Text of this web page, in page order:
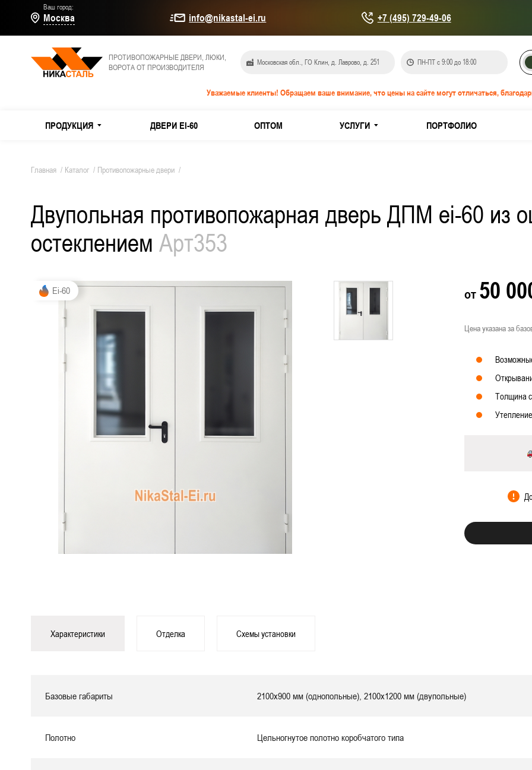
Ваш город:
Москва info@nikastal-ei.ru +7 (495) 729-49-06
ПРОТИВОПОЖАРНЫЕ ДВЕРИ, ЛЮКИ,
ВОРОТА ОТ ПРОИЗВОДИТЕЛЯ
Московская обл., ГО Клин, д. Лаврово, д. 251 ПН-ПТ с 9:00 до 18:00
Уважаемые клиенты! Обращаем ваше внимание, что цены на сайте могут отличаться,
ПРОДУКЦИЯ
МЕТАЛЛИЧЕСКИЕ ДВЕРИ
ТЕХНИЧЕСКИЕ ДВЕРИ
МЕТАЛЛИЧЕСКИЕ ЛЮКИ
МЕТАЛЛИЧЕСКИЕ ВОРОТА
МЕТАЛЛИЧЕСКИЕ ИЗДЕЛИЯ
Из оцинкованной стали
Двери с системой антипаника
Одностворчатые противопожарные двери Фото наших
ДВЕРИ EI-60 ОПТОМ УСЛУГИ ПОРТФОЛИО
Главная / Каталог / Противопожарные двери /
Двупольная противопожарная дверь ДПМ ei-60 из
остеклением Арт353
Ei-60 от 50
Цена указана за
Толщина
Характеристики Отделка Схемы установки
Базовые габариты 2100х900 мм (однопольные), 2100х1200 мм (двупольные)
Полотно Цельногнутое полотно коробчатого типа